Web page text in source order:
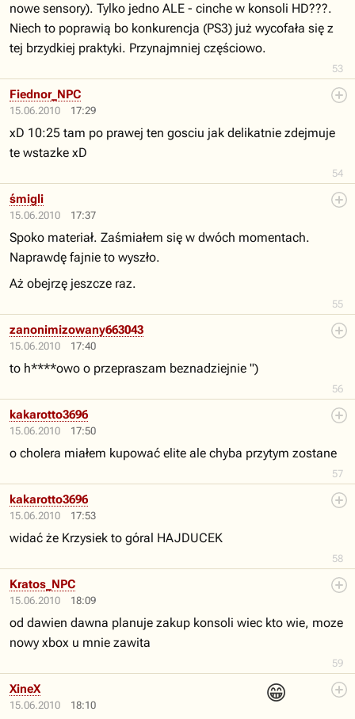
53
nowe sensory). Tylko jedno ALE - cinche w konsoli HD???.
Niech to poprawią bo konkurencja (PS3) już wycofała się z
tej brzydkiej praktyki. Przynajmniej częściowo.
15.06.2010 17:29
54
Fiednor_NPC
xD 10:25 tam po prawej ten gosciu jak delikatnie zdejmuje
te wstazke xD
15.06.2010 17:37
55
śmigli
Spoko materiał. Zaśmiałem się w dwóch momentach.
Naprawdę fajnie to wyszło.
Aż obejrzę jeszcze raz.
15.06.2010 17:40
56
zanonimizowany663043
to h****owo o przepraszam beznadziejnie ")
15.06.2010 17:50
57
kakarotto3696
o cholera miałem kupować elite ale chyba przytym zostane
15.06.2010 17:53
58
kakarotto3696
widać że Krzysiek to góral HAJDUCEK
15.06.2010 18:09
59
Kratos_NPC
od dawien dawna planuje zakup konsoli wiec kto wie, moze
nowy xbox u mnie zawita
15.06.2010 18:10
😁
XineX